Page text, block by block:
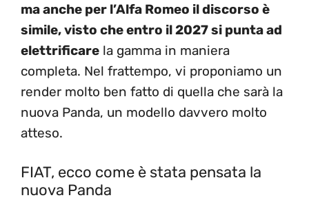
ma anche per l’Alfa Romeo il discorso è
simile, visto che entro il 2027 si punta ad
elettrificare la gamma in maniera
completa. Nel frattempo, vi proponiamo un
render molto ben fatto di quella che sarà la
nuova Panda, un modello davvero molto
atteso.
FIAT, ecco come è stata pensata la
nuova Panda